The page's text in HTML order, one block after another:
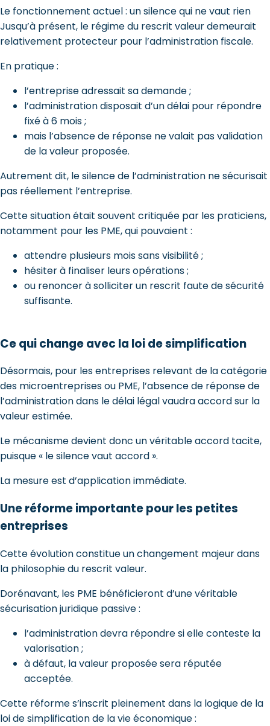
Le fonctionnement actuel : un silence qui ne vaut rien
Jusqu’à présent, le régime du rescrit valeur demeurait
relativement protecteur pour l’administration fiscale.
En pratique :
l’entreprise adressait sa demande ;
l’administration disposait d’un délai pour répondre
fixé à 6 mois ;
mais l’absence de réponse ne valait pas validation
de la valeur proposée.
Autrement dit, le silence de l’administration ne sécurisait
pas réellement l’entreprise.
Cette situation était souvent critiquée par les praticiens,
notamment pour les PME, qui pouvaient :
attendre plusieurs mois sans visibilité ;
hésiter à finaliser leurs opérations ;
ou renoncer à solliciter un rescrit faute de sécurité
suffisante.
Ce qui change avec la loi de simplification
Désormais, pour les entreprises relevant de la catégorie
des microentreprises ou PME, l’absence de réponse de
l’administration dans le délai légal vaudra accord sur la
valeur estimée.
Le mécanisme devient donc un véritable accord tacite,
puisque « le silence vaut accord ».
La mesure est d’application immédiate.
Une réforme importante pour les petites
entreprises
Cette évolution constitue un changement majeur dans
la philosophie du rescrit valeur.
Dorénavant, les PME bénéficieront d’une véritable
sécurisation juridique passive :
l’administration devra répondre si elle conteste la
valorisation ;
à défaut, la valeur proposée sera réputée
acceptée.
Cette réforme s’inscrit pleinement dans la logique de la
loi de simplification de la vie économique :